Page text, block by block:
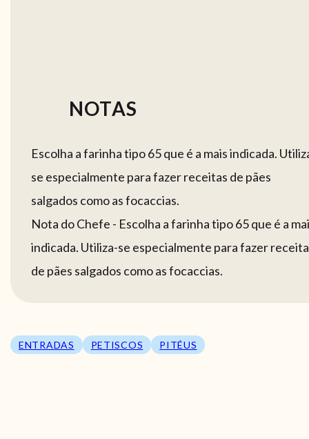
NOTAS
Escolha a farinha tipo 65 que é a mais indicada.
se especialmente para fazer receitas de pães
salgados como as focaccias.
Nota do Chefe - Escolha a farinha tipo 65 que é a
indicada. Utiliza-se especialmente para fazer
de pães salgados como as focaccias.
ENTRADAS PETISCOS PITÉUS